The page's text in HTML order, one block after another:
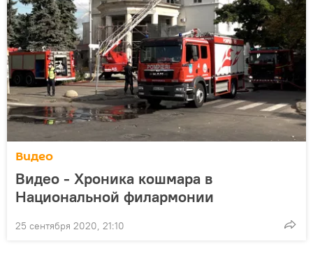
Видео
Видео - Хроника кошмара в
Национальной филармонии
25 сентября 2020, 21:10